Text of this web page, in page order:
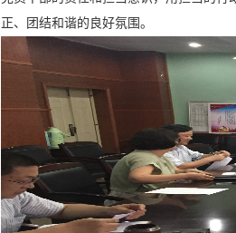
正、团结和谐的良好氛围。